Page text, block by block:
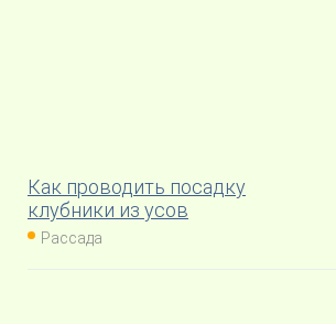
Как проводить посадку
клубники из усов
Рассада